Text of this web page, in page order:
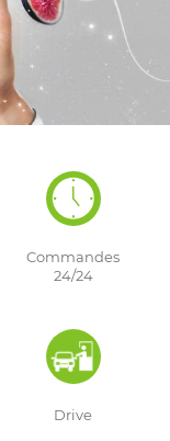
Commandes
24/24
Drive